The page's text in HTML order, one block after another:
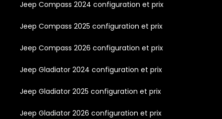
Jeep Compass 2024 configuration et prix
Jeep Compass 2025 configuration et prix
Jeep Compass 2026 configuration et prix
Jeep Gladiator 2024 configuration et prix
Jeep Gladiator 2025 configuration et prix
Jeep Gladiator 2026 configuration et prix